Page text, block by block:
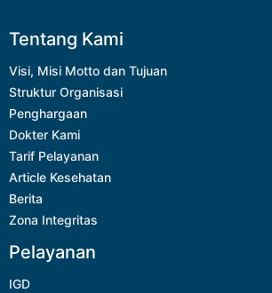
Tentang Kami
Visi, Misi Motto dan Tujuan
Struktur Organisasi
Penghargaan
Dokter Kami
Tarif Pelayanan
Article Kesehatan
Berita
Zona Integritas
Pelayanan
IGD